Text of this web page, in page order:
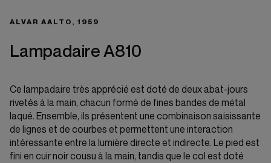
ALVAR AALTO, 1959
Lampadaire A810
Ce lampadaire très apprécié est doté de deux abat-jours
rivetés à la main, chacun formé de fines bandes de métal
laqué. Ensemble, ils présentent une combinaison saisissante
de lignes et de courbes et permettent une interaction
intéressante entre la lumière directe et indirecte. Le pied est
fini en cuir noir cousu à la main, tandis que le col est doté